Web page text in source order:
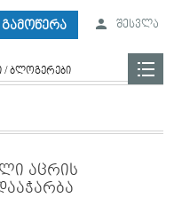
გამოწერა შესვლა
/ ბლოგერები
აცრის